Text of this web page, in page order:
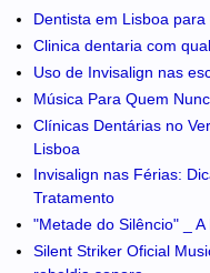
Dentista em Lisboa para
Clinica dentaria com
Uso de Invisalign nas
Música Para Quem
Clínicas Dentárias no
Lisboa
Invisalign nas Férias:
Tratamento
"Metade do Silêncio" _
Silent Striker Oficial